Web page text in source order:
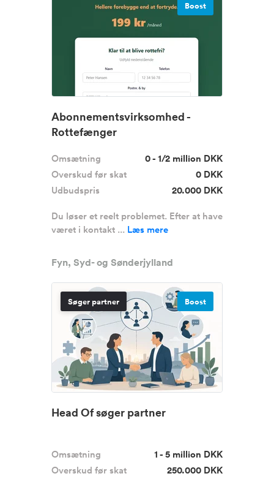
Boost
Abonnementsvirksomhed -
Rottefænger
Omsætning
0 - 1/2 million DKK
Overskud før skat
0 DKK
Udbudspris
20.000 DKK
Du løser et reelt problemet. Efter at have
været i kontakt ... Læs mere
Fyn, Syd- og Sønderjylland
Søger partner Boost
Head Of søger partner
Omsætning
1 - 5 million DKK
Overskud før skat
250.000 DKK